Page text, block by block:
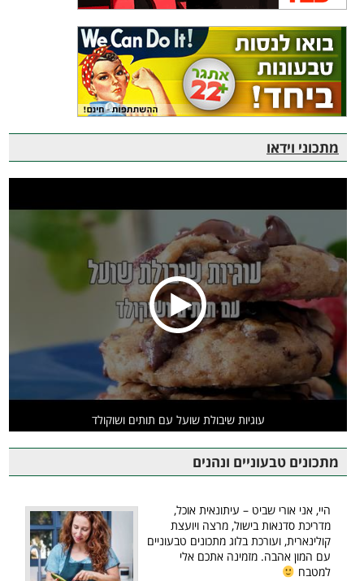
מתכוני וידאו
עוגיות שיבולת שועל עם תותים ושוקולד
מתכונים טבעוניים ונהנים
היי, אני אורי שביט – עיתונאית אוכל,
מדריכת סדנאות בישול, מרצה ויועצת
קולינארית, ועורכת בלוג מתכונים טבעוניים
עם המון אהבה. מזמינה אתכם אלי
למטבח